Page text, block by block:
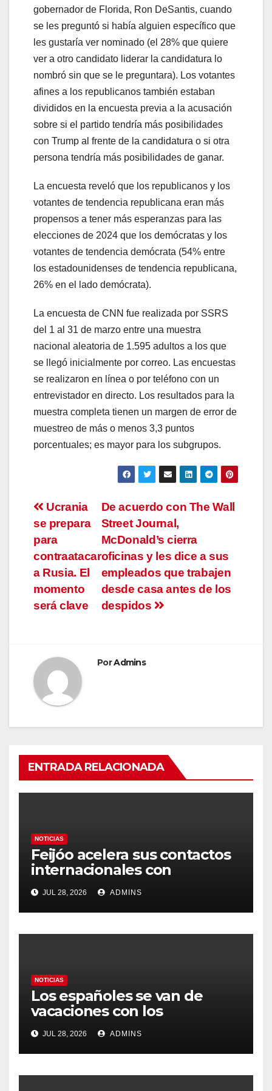
gobernador de Florida, Ron DeSantis, cuando
se les preguntó si había alguien específico que
les gustaría ver nominado (el 28% que quiere
ver a otro candidato liderar la candidatura lo
nombró sin que se le preguntara). Los votantes
afines a los republicanos también estaban
divididos en la encuesta previa a la acusación
sobre si el partido tendría más posibilidades
con Trump al frente de la candidatura o si otra
persona tendría más posibilidades de ganar.
La encuesta reveló que los republicanos y los
votantes de tendencia republicana eran más
propensos a tener más esperanzas para las
elecciones de 2024 que los demócratas y los
votantes de tendencia demócrata (54% entre
los estadounidenses de tendencia republicana,
26% en el lado demócrata).
La encuesta de CNN fue realizada por SSRS
del 1 al 31 de marzo entre una muestra
nacional aleatoria de 1.595 adultos a los que
se llegó inicialmente por correo. Las encuestas
se realizaron en línea o por teléfono con un
entrevistador en directo. Los resultados para la
muestra completa tienen un margen de error de
muestreo de más o menos 3,3 puntos
porcentuales; es mayor para los subgrupos.
Navegación
de
entradas
De acuerdo con The Wall
Street Journal,
McDonald’s cierra
oficinas y les dice a sus
empleados que trabajen
desde casa antes de los
despidos
Ucrania
se prepara
para
contraatacar
a Rusia. El
momento
será clave
PorAdmins
ENTRADA RELACIONADA
NOTICIAS
Feijóo acelera sus contactos
internacionales con
Latinoamérica como socio
prioritario en su agenda de
gobierno
JUL 28, 2026 ADMINS
NOTICIAS
Los españoles se van de
vacaciones con los
carburantes hasta un 21%
más caros que el año pasado
y los hoteles disparados
JUL 28, 2026 ADMINS